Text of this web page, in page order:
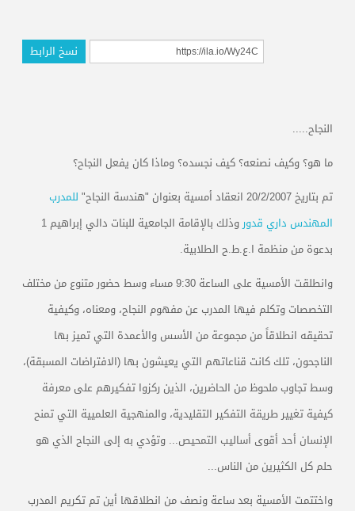
نسخ الرابط
النجاح.....
ما هو؟ وكيف نصنعه؟ كيف نجسده؟ وماذا كان يفعل النجاح؟
تم بتاريخ 20/2/2007 انعقاد أمسية بعنوان "هندسة النجاح"
للمدرب
المهندس داري قدور
وذلك بالإقامة الجامعية للبنات دالي إبراهيم 1
بدعوة من منظمة ا.ع.ط.ح الطلابية.
وانطلقت الأمسية على الساعة 9:30 مساء وسط حضور متنوع من مختلف
التخصصات وتكلم فيها المدرب عن مفهوم النجاح، ومعناه، وكيفية
تحقيقه انطلاقاً من مجموعة من الأسس والأعمدة التي تميز بها
الناجحون، تلك كانت قناعاتهم التي يعيشون بها (الافتراضات المسبقة)،
وسط تجاوب ملحوظ من الحاضرين، الذين ركزوا تفكيرهم على معرفة
كيفية تغيير طريقة التفكير التقليدية، والمنهجية العلميية التي تمنح
الإنسان أحد أقوى أساليب التمحيص... وتؤدي به إلى النجاح الذي هو
حلم كل الكثيرين من الناس...
واختتمت الأمسية بعد ساعة ونصف من انطلاقها أين تم تكريم المدرب